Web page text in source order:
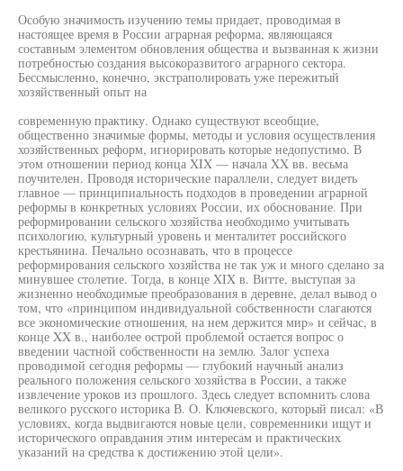
Особую значимость изучению темы придает, проводимая в
настоящее время в России аграрная реформа, являющаяся
составным элементом обновления общества и вызванная к жизни
потребностью создания высокоразвитого аграрного сектора.
Бессмысленно, конечно, экстраполировать уже пережитый
хозяйственный опыт на
современную практику. Однако существуют всеобщие,
общественно значимые формы, методы и условия осуществления
хозяйственных реформ, игнорировать которые недопустимо. В
этом отношении период конца XIX — начала XX вв. весьма
поучителен. Проводя исторические параллели, следует видеть
главное — принципиальность подходов в проведении аграрной
реформы в конкретных условиях России, их обоснование. При
реформировании сельского хозяйства необходимо учитывать
психологию, культурный уровень и менталитет российского
крестьянина. Печально осознавать, что в процессе
реформирования сельского хозяйства не так уж и много сделано за
минувшее столетие. Тогда, в конце XIX в. Витте, выступая за
жизненно необходимые преобразования в деревне, делал вывод о
том, что «принципом индивидуальной собственности слагаются
все экономические отношения, на нем держится мир» и сейчас, в
конце XX в., наиболее острой проблемой остается вопрос о
введении частной собственности на землю. Залог успеха
проводимой сегодня реформы — глубокий научный анализ
реального положения сельского хозяйства в России, а также
извлечение уроков из прошлого. Здесь следует вспомнить слова
великого русского историка В. О. Ключевского, который писал: «В
условиях, когда выдвигаются новые цели, современники ищут и
исторического оправдания этим интересам и практических
указаний на средства к достижению этой цели».